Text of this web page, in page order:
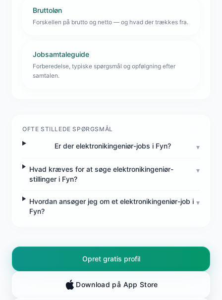
Bruttoløn
Forskellen på brutto og netto — og hvad der trækkes fra.
Jobsamtaleguide
Forberedelse, typiske spørgsmål og opfølgning efter
samtalen.
OFTE STILLEDE SPØRGSMÅL
Er der elektronikingeniør-jobs i Fyn? ▾
Hvad kræves for at søge elektronikingeniør-
stillinger i Fyn?
▾
Hvordan ansøger jeg om et elektronikingeniør-job i
Fyn?
▾
Opret gratis profil
Download på App Store